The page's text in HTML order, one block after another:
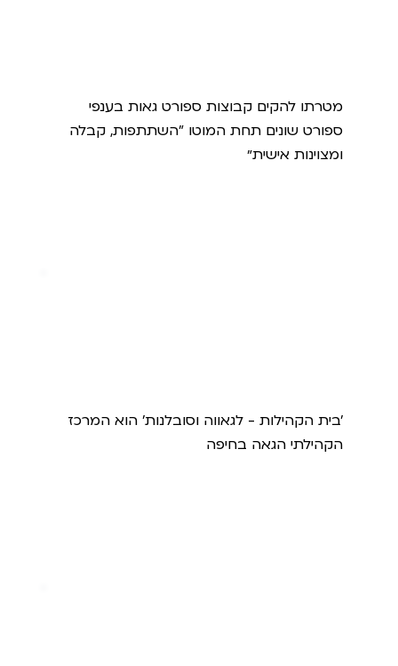
מטרתו להקים קבוצות ספורט גאות בענפי
ספורט שונים תחת המוטו "השתתפות, קבלה
ומצוינות אישית״
'בית הקהילות - לגאווה וסובלנות' הוא המרכז
הקהילתי הגאה בחיפה